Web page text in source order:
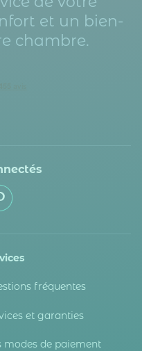
et un bien-
chambre.
fréquentes
et garanties
modes de paiement